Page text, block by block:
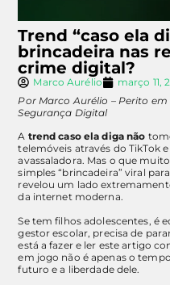
Trend “caso ela
brincadeira nas
crime digital?
Marco Aurélio março 11,
Por Marco Aurélio – Perito
Segurança Digital
A trend caso ela diga não
telemóveis através do TikTok
avassaladora. Mas o que
simples “brincadeira” viral
revelou um lado
da internet moderna.
Se tem filhos adolescentes, é
gestor escolar, precisa de
está a fazer e ler este artigo
em jogo não é apenas o
futuro e a liberdade dele.